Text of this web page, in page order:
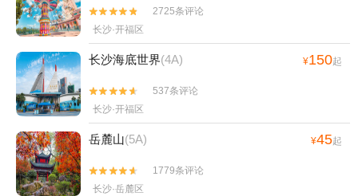


2725条评论
长沙·开福区
长沙海底世界(4A) ¥150起


537条评论
长沙·开福区
岳麓山(5A) ¥45起


1779条评论
长沙·岳麓区